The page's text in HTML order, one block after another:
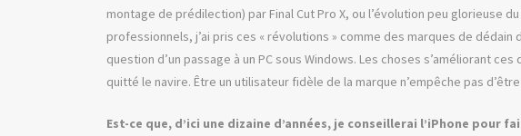
montage de prédilection) par Final Cut Pro X, ou l’évolution peu glorieuse
professionnels, j’ai pris ces « révolutions » comme des marques de dédain
question d’un passage à un PC sous Windows. Les choses s’améliorant
quitté le navire. Être un utilisateur fidèle de la marque n’empêche pas
Est-ce que, d’ici une dizaine d’années, je conseillerai l’iPhone pour